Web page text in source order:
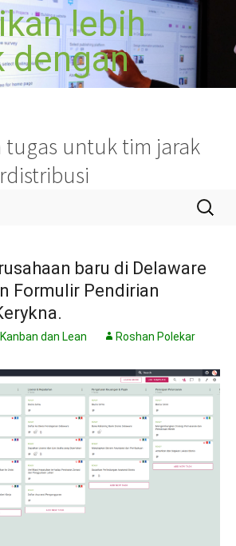
lebih
dengan
tugas untuk tim jarak
Cari
untuk:
baru di Delaware
Formulir Pendirian
Kanban dan Lean Roshan Polekar